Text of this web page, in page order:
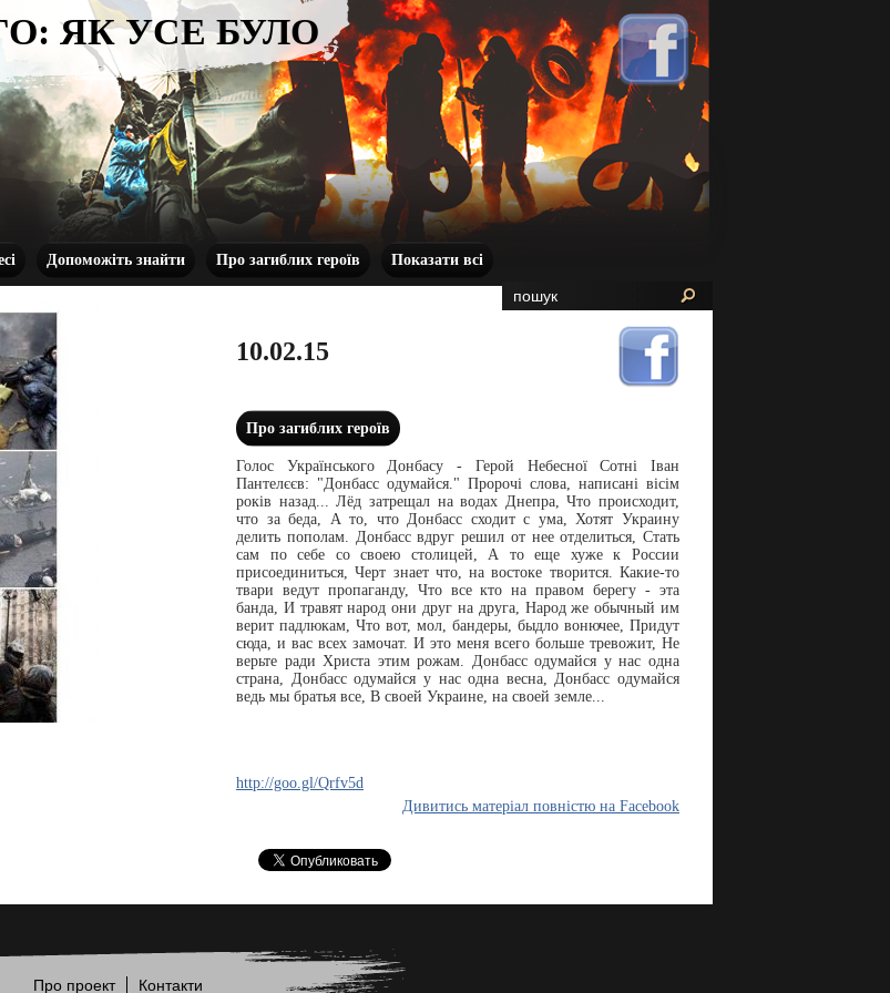
ЯК УСЕ БУЛО
Допоможіть знайти Про загиблих героїв Показати всі
10.02.15
Про загиблих героїв
Голос Українського Донбасу - Герой Небесної Сотні Іван
Пантелєєв: "Донбасс одумайся." Пророчі слова, написані вісім
років назад... Лёд затрещал на водах Днепра, Что происходит,
что за беда, А то, что Донбасс сходит с ума, Хотят Украину
делить пополам. Донбасс вдруг решил от нее отделиться, Стать
сам по себе со своею столицей, А то еще хуже к России
присоединиться, Черт знает что, на востоке творится. Какие-то
твари ведут пропаганду, Что все кто на правом берегу - эта
банда, И травят народ они друг на друга, Народ же обычный им
верит падлюкам, Что вот, мол, бандеры, быдло вонючее, Придут
сюда, и вас всех замочат. И это меня всего больше тревожит, Не
верьте ради Христа этим рожам. Донбасс одумайся у нас одна
страна, Донбасс одумайся у нас одна весна, Донбасс одумайся
ведь мы братья все, В своей Украине, на своей земле...
http://goo.gl/Qrfv5d
Дивитись матеріал повністю на Facebook
Про проект Контакти